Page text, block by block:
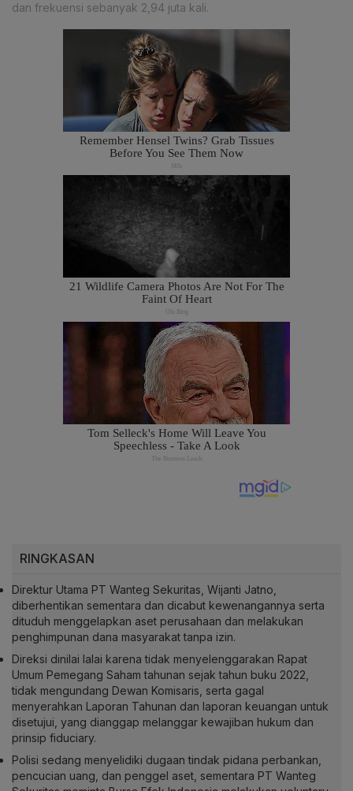
dan frekuensi sebanyak 2,94 juta kali.
RINGKASAN
Direktur Utama PT Wanteg Sekuritas, Wijanti Jatno,
diberhentikan sementara dan dicabut kewenangannya serta
dituduh menggelapkan aset perusahaan dan melakukan
penghimpunan dana masyarakat tanpa izin.
Direksi dinilai lalai karena tidak menyelenggarakan Rapat
Umum Pemegang Saham tahunan sejak tahun buku 2022,
tidak mengundang Dewan Komisaris, serta gagal
menyerahkan Laporan Tahunan dan laporan keuangan untuk
disetujui, yang dianggap melanggar kewajiban hukum dan
prinsip fiduciary.
Polisi sedang menyelidiki dugaan tindak pidana perbankan,
pencucian uang, dan penggel aset, sementara PT Wanteg